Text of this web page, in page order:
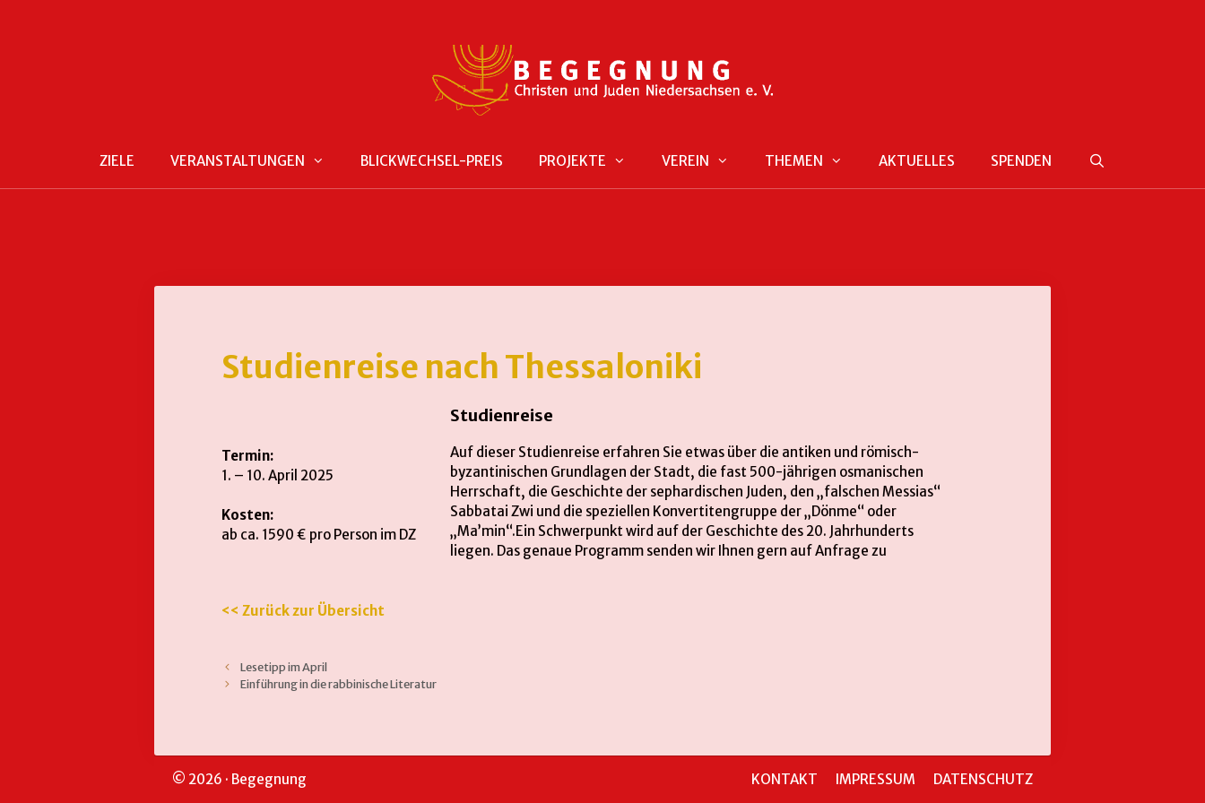
ZIELE VERANSTALTUNGEN BLICKWECHSEL-PREIS PROJEKTE VEREIN THEMEN AKTUELLES SPENDEN
Studienreise nach Thessaloniki
Termin:
1. – 10. April 2025
Kosten:
ab ca. 1590 € pro Person im DZ
Studienreise
Auf dieser Studienreise erfahren Sie etwas über die antiken und römisch-
byzantinischen Grundlagen der Stadt, die fast 500-jährigen osmanischen
Herrschaft, die Geschichte der sephardischen Juden, den „falschen Messias“
Sabbatai Zwi und die speziellen Konvertitengruppe der „Dönme“ oder
„Ma’min“.Ein Schwerpunkt wird auf der Geschichte des 20. Jahrhunderts
liegen. Das genaue Programm senden wir Ihnen gern auf Anfrage zu
<< Zurück zur Übersicht
Lesetipp im April
Einführung in die rabbinische Literatur
KONTAKT IMPRESSUM DATENSCHUTZ
© 2026 · Begegnung